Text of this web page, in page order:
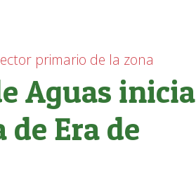
primario de la zona
Aguas inicia
de Era de